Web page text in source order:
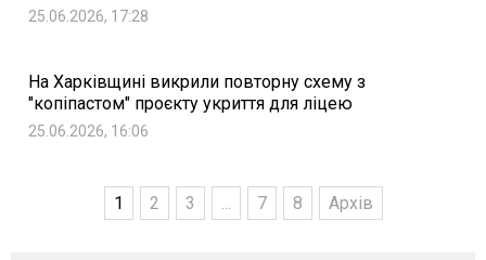
25.06.2026, 17:28
На Харківщині викрили повторну схему з
"копіпастом" проєкту укриття для ліцею
25.06.2026, 16:06
1 2 3 ... 7 8 Архів